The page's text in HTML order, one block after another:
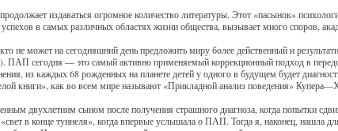
издаваться огромное количество литературы. Этот «пасынок»
в самых различных областях жизни общества, вызывает много споров,
не может на сегодняшний день предложить миру более действенный и
ПАП сегодня — это самый активно применяемый коррекционный подход в
из каждых 68 рожденных на планете детей у одного в будущем будет
как во всем мире называют «Прикладной анализ поведения»
двухлетним сыном после получения страшного диагноза, когда попытки
в конце туннеля», когда впервые услышала о ПАП. Тогда я, наконец, нашла